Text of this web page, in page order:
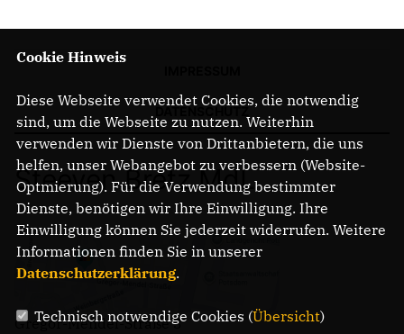
Steeven Bretz MdL
Gregor-Mendel-Straße 3
Cookie Hinweis
Diese Webseite verwendet Cookies, die notwendig
sind, um die Webseite zu nutzen. Weiterhin
verwenden wir Dienste von Drittanbietern, die uns
helfen, unser Webangebot zu verbessern (Website-
Optmierung). Für die Verwendung bestimmter
Dienste, benötigen wir Ihre Einwilligung. Ihre
Einwilligung können Sie jederzeit widerrufen. Weitere
Informationen finden Sie in unserer
Datenschutzerklärung.
Technisch notwendige Cookies (Übersicht)